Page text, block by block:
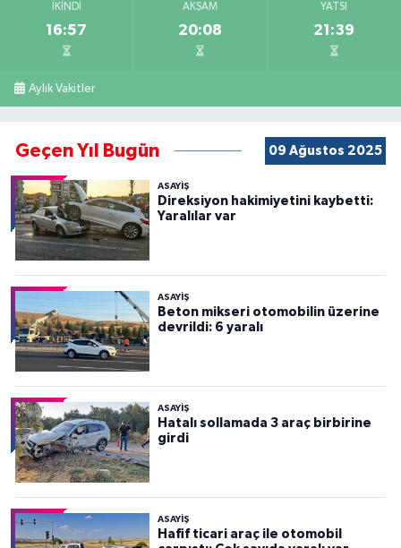
İKINDI
16:57
AKŞAM
20:08
YATSI
21:39
Aylık Vakitler
Geçen Yıl Bugün 09 Ağustos 2025
ASAYİŞ
Direksiyon hakimiyetini kaybetti:
Yaralılar var
ASAYİŞ
Beton mikseri otomobilin üzerine
devrildi: 6 yaralı
ASAYİŞ
Hatalı sollamada 3 araç birbirine
girdi
ASAYİŞ
Hafif ticari araç ile otomobil